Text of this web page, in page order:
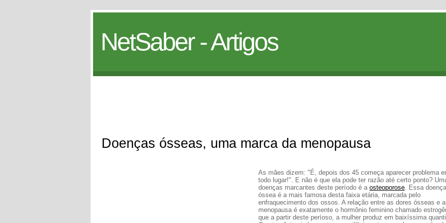
NetSaber - Artigos
Doenças ósseas, uma marca da menopausa
As mães dizem: "É, depois dos 45 começa aparecer problema
todo lugar!". E não é que ela pode ter razão até certo ponto?
doenças marcantes deste período é a osteoporose. Essa doença
óssea é a mais famosa desta faixa etária, marcada pelo
enfraquecimento dos ossos. A relação entre as dores ósseas e a
menopausa é exatamente o hormônio feminino chamado
que a partir deste períoso, a mulher produz em baixíssima